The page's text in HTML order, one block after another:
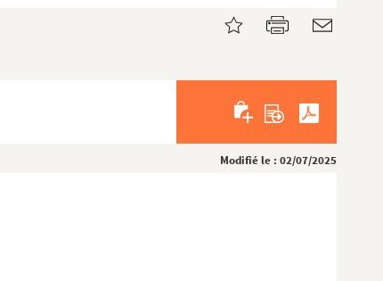
Modifié le : 02/07/2025